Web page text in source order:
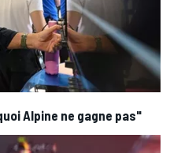
Alpine ne gagne pas"